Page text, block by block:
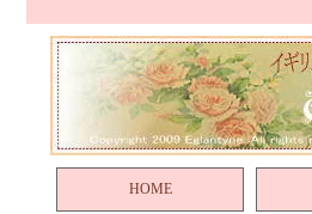
HOME